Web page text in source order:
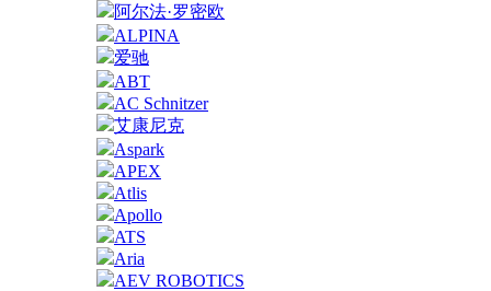
阿尔法·罗密欧
ALPINA
爱驰
ABT
AC Schnitzer
艾康尼克
Aspark
APEX
Atlis
Apollo
ATS
Aria
AEV ROBOTICS